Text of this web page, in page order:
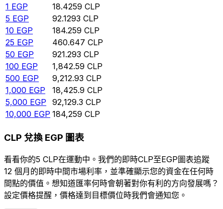
1 EGP 18.4259 CLP
5 EGP 92.1293 CLP
10 EGP 184.259 CLP
25 EGP 460.647 CLP
50 EGP 921.293 CLP
100 EGP 1,842.59 CLP
500 EGP 9,212.93 CLP
1,000 EGP 18,425.9 CLP
5,000 EGP 92,129.3 CLP
10,000 EGP 184,259 CLP
CLP 兌換 EGP 圖表
看看你的5 CLP在運動中。我們的即時CLP至EGP圖表追蹤
12 個月的即時中間市場利率，並準確顯示您的資金在任何時
間點的價值。想知道匯率何時會朝著對你有利的方向發展嗎？
設定價格提醒，價格達到目標價位時我們會通知您。